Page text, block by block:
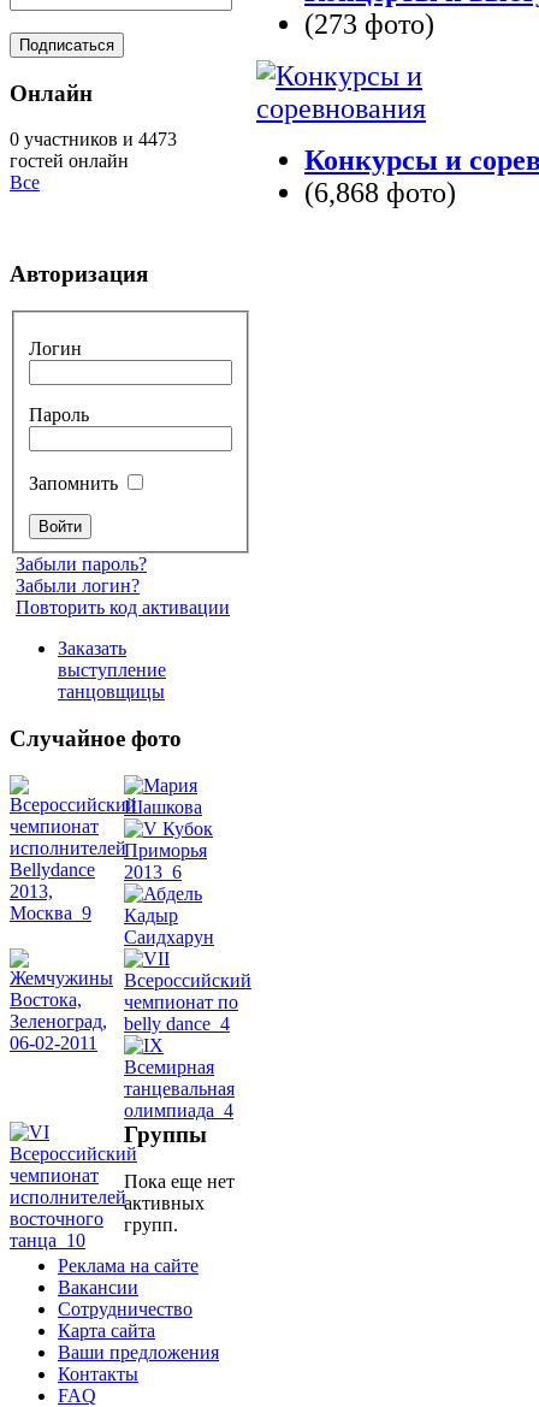
(273 фото)
Конкурсы и
(6,868 фото)
Онлайн
0 участников и 4473
гостей онлайн
Все
Авторизация
Логин
Пароль
Запомнить
Забыли пароль?
Забыли логин?
Повторить код активации
Заказать
выступление
танцовщицы
Случайное фото
Группы
Пока еще нет
активных
групп.
Реклама на сайте
Вакансии
Сотрудничество
Карта сайта
Ваши предложения
Контакты
FAQ